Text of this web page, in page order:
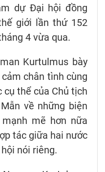
dự Đại hội đồng
giới lần thứ 152
4 vừa qua.
Kurtulmus bày
chân tình cùng
thể của Chủ tịch
về những biện
mẽ hơn nữa
tác giữa hai nước
nói riêng.